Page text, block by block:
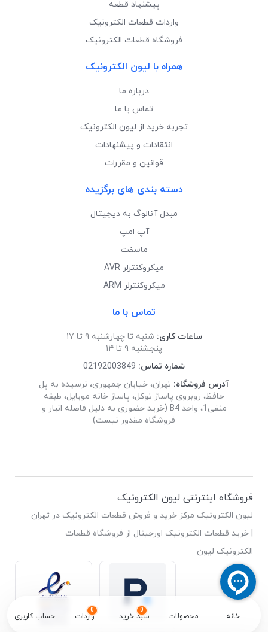
خانه محصولات
0
سبد خرید
0
واردات حساب کاربری
پیشنهاد قطعه
واردات قطعات الکترونیک
فروشگاه قطعات الکترونیک
همراه با لیون الکترونیک
درباره ما
تماس با ما
تجربه خرید از لیون الکترونیک
انتقادات و پیشنهادات
قوانین و مقررات
دسته بندی های برگزیده
مبدل آنالوگ به دیجیتال
آپ امپ
ماسفت
میکروکنترلر AVR
میکروکنترلر ARM
تماس با ما
ساعات کاری: شنبه تا چهارشنبه ۹ تا ۱۷
پنجشنبه ۹ تا ۱۴
شماره تماس: 02192003849
آدرس فروشگاه: تهران، خیابان جمهوری، نرسیده به پل
حافظ، روبروی پاساژ توکل، پاساژ خانه موبایل، طبقه
منفی1، واحد B4 (خرید حضوری به دلیل فاصله انبار و
فروشگاه مقدور نیست)
فروشگاه اینترنتی لیون الکترونیک
لیون الکترونیک مرکز خرید و فروش قطعات الکترونیک در تهران
| خرید قطعات الکترونیک اورجینال از فروشگاه قطعات
الکترونیک لیون